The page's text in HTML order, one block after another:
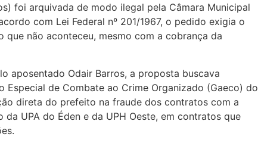
foi arquivada de modo ilegal pela Câmara Municipal
com Lei Federal nº 201/1967, o pedido exigia o
não aconteceu, mesmo com a cobrança da
aposentado Odair Barros, a proposta buscava
Especial de Combate ao Crime Organizado (Gaeco) do
direta do prefeito na fraude dos contratos com a
UPA do Éden e da UPH Oeste, em contratos que